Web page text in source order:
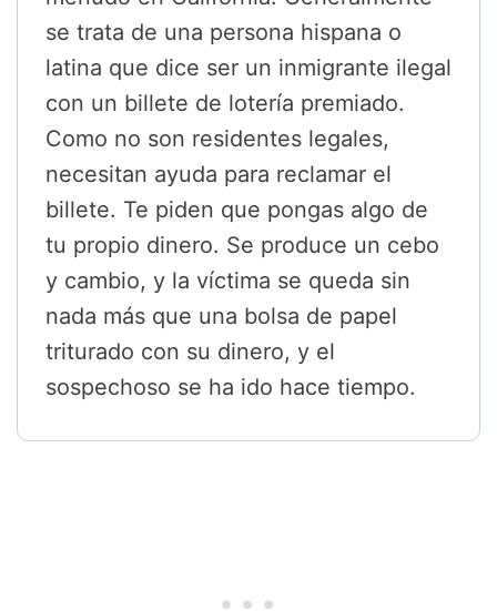
se trata de una persona hispana o
latina que dice ser un inmigrante ilegal
con un billete de lotería premiado.
Como no son residentes legales,
necesitan ayuda para reclamar el
billete. Te piden que pongas algo de
tu propio dinero. Se produce un cebo
y cambio, y la víctima se queda sin
nada más que una bolsa de papel
triturado con su dinero, y el
sospechoso se ha ido hace tiempo.